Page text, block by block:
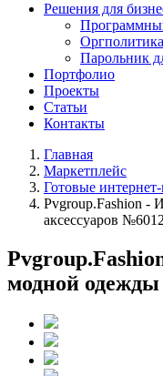
Решения для
Парольник
Портфолио
Проекты
Статьи
Контакты
Главная
Маркетплейс
Готовые
Pvgroup.Fashion -
аксессуаров
модной одежды